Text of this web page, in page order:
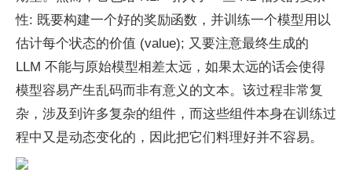
性: 既要构建一个好的奖励函数，并训练一个模型用以
估计每个状态的价值 (value); 又要注意最终生成的
LLM 不能与原始模型相差太远，如果太远的话会使得
模型容易产生乱码而非有意义的文本。该过程非常复
杂，涉及到许多复杂的组件，而这些组件本身在训练过
程中又是动态变化的，因此把它们料理好并不容易。